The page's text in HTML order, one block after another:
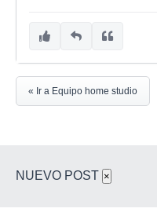
« Ir a Equipo home studio
NUEVO POST ×